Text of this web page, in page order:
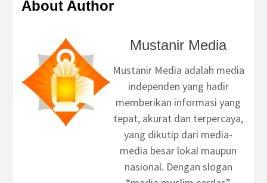
About Author
Mustanir Media
Mustanir Media adalah media
independen yang hadir
memberikan informasi yang
tepat, akurat dan terpercaya,
yang dikutip dari media-
media besar lokal maupun
nasional. Dengan slogan